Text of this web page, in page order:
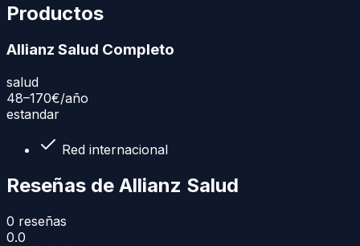
Productos
Allianz Salud Completo
salud
48–170€/año
estandar
Red internacional
Reseñas de Allianz Salud
0 reseñas
0.0